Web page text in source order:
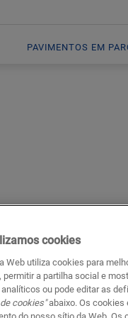
PAVIMENTOS EM
Ir para
cookies
Web utiliza cookies para
permitir a partilha social e
ou pode editar as
cookies"abaixo. Os cookies